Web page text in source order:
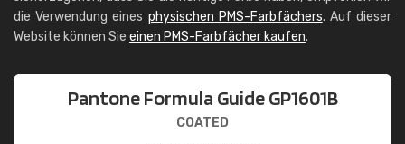
die Verwendung eines physischen PMS-Farbfächers. Auf dieser
Website können Sie einen PMS-Farbfächer kaufen.
Pantone Formula Guide GP1601B
COATED